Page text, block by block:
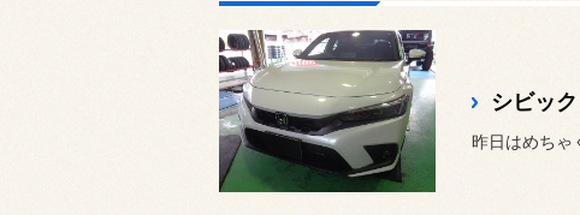
シビッ
昨日はめちゃ